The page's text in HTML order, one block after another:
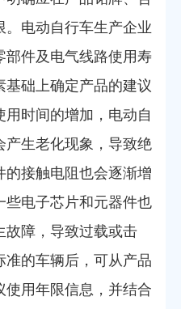
电动自行车生产企业
部件及电气线路使用寿
础上确定产品的建议
时间的增加，电动自
产生老化现象，导致绝
接触电阻也会逐渐增
些电子芯片和元器件也
故障，导致过载或击
准的车辆后，可从产品
使用年限信息，并结合